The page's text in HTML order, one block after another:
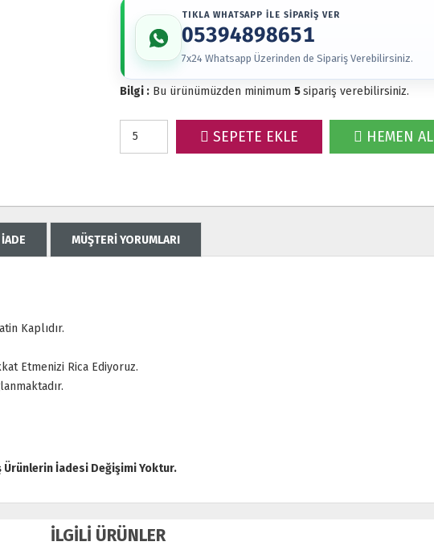
TIKLA WHATSAPP İLE SİPARİŞ VER
05394898651
7x24 Whatsapp Üzerinden de Sipariş Verebilirsiniz.
Bilgi : Bu ürünümüzden minimum 5sipariş verebilirsiniz.
SEPETE EKLE HEMEN AL
MÜŞTERİ YORUMLARI
Kaplıdır.
Etmenizi Rica Ediyoruz.
Ürünlerin İadesi Değişimi Yoktur.
İLGİLİ ÜRÜNLER